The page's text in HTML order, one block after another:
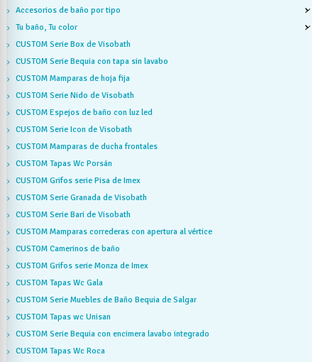
Accesorios de baño por tipo
Tu baño, Tu color
CUSTOM Serie Box de Visobath
CUSTOM Serie Bequia con tapa sin lavabo
CUSTOM Mamparas de hoja fija
CUSTOM Serie Nido de Visobath
CUSTOM Espejos de baño con luz led
CUSTOM Serie Icon de Visobath
CUSTOM Mamparas de ducha frontales
CUSTOM Tapas Wc Porsán
CUSTOM Grifos serie Pisa de Imex
CUSTOM Serie Granada de Visobath
CUSTOM Serie Bari de Visobath
CUSTOM Mamparas correderas con apertura al vértice
CUSTOM Camerinos de baño
CUSTOM Grifos serie Monza de Imex
CUSTOM Tapas Wc Gala
CUSTOM Serie Muebles de Baño Bequia de Salgar
CUSTOM Tapas wc Unisan
CUSTOM Serie Bequia con encimera lavabo integrado
CUSTOM Tapas Wc Roca